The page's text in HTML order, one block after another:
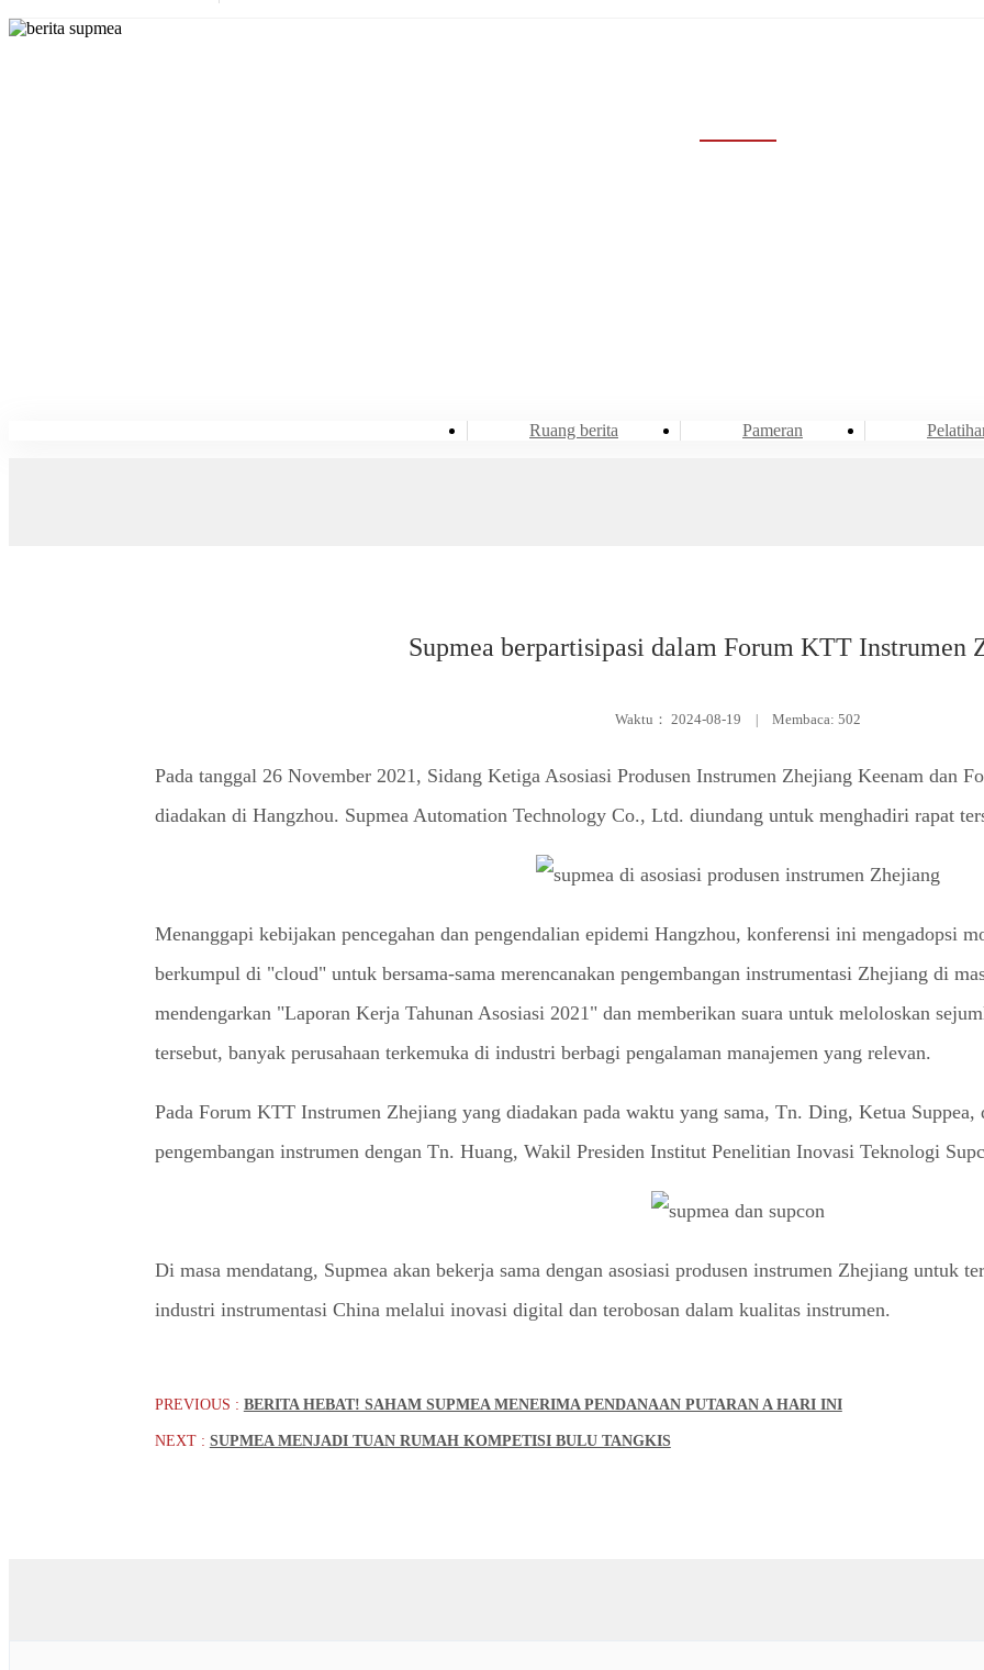
Ruang berita Pameran
Supmea berpartisipasi dalam Forum KTT Instrumen
Waktu： 2024-08-19 Membaca: 502
Pada tanggal 26 November 2021, Sidang Ketiga Asosiasi Produsen Instrumen Zhejiang Keenam dan
diadakan di Hangzhou. Supmea Automation Technology Co., Ltd. diundang untuk menghadiri rapat
Menanggapi kebijakan pencegahan dan pengendalian epidemi Hangzhou, konferensi ini mengadopsi
berkumpul di "cloud" untuk bersama-sama merencanakan pengembangan instrumentasi Zhejiang di
mendengarkan "Laporan Kerja Tahunan Asosiasi 2021" dan memberikan suara untuk meloloskan
tersebut, banyak perusahaan terkemuka di industri berbagi pengalaman manajemen yang relevan.
Pada Forum KTT Instrumen Zhejiang yang diadakan pada waktu yang sama, Tn. Ding, Ketua Suppea,
pengembangan instrumen dengan Tn. Huang, Wakil Presiden Institut Penelitian Inovasi Teknologi
Di masa mendatang, Supmea akan bekerja sama dengan asosiasi produsen instrumen Zhejiang untuk
industri instrumentasi China melalui inovasi digital dan terobosan dalam kualitas instrumen.
PREVIOUS : BERITA HEBAT! SAHAM SUPMEA MENERIMA PENDANAAN PUTARAN A HARI INI
NEXT : SUPMEA MENJADI TUAN RUMAH KOMPETISI BULU TANGKIS